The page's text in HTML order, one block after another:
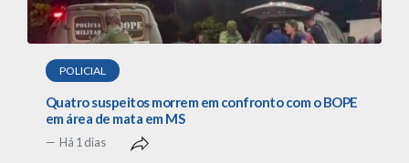
POLICIAL
Quatro suspeitos morrem em confronto com o BOPE
em área de mata em MS
Há 1 dias